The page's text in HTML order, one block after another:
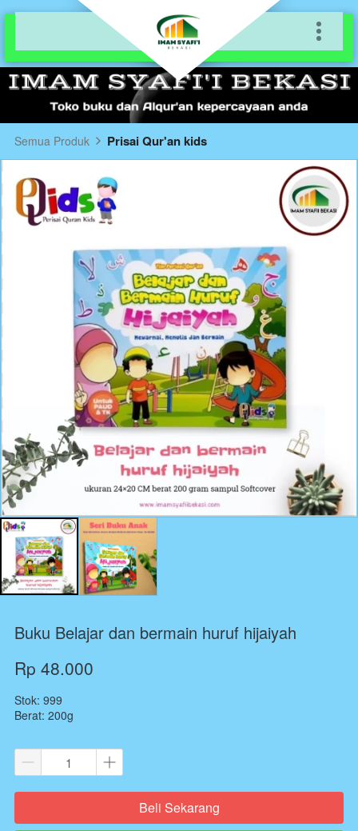
Semua Produk Prisai Qur'an kids
Buku Belajar dan bermain huruf hijaiyah
Rp 48.000
Stok: 999
Berat: 200g
`Beli Sekarang